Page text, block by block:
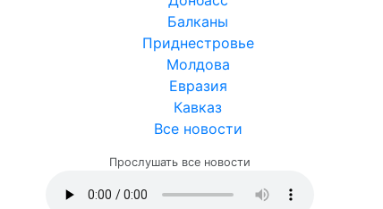
Балканы
Приднестровье
Молдова
Евразия
Кавказ
Все новости
Прослушать все новости